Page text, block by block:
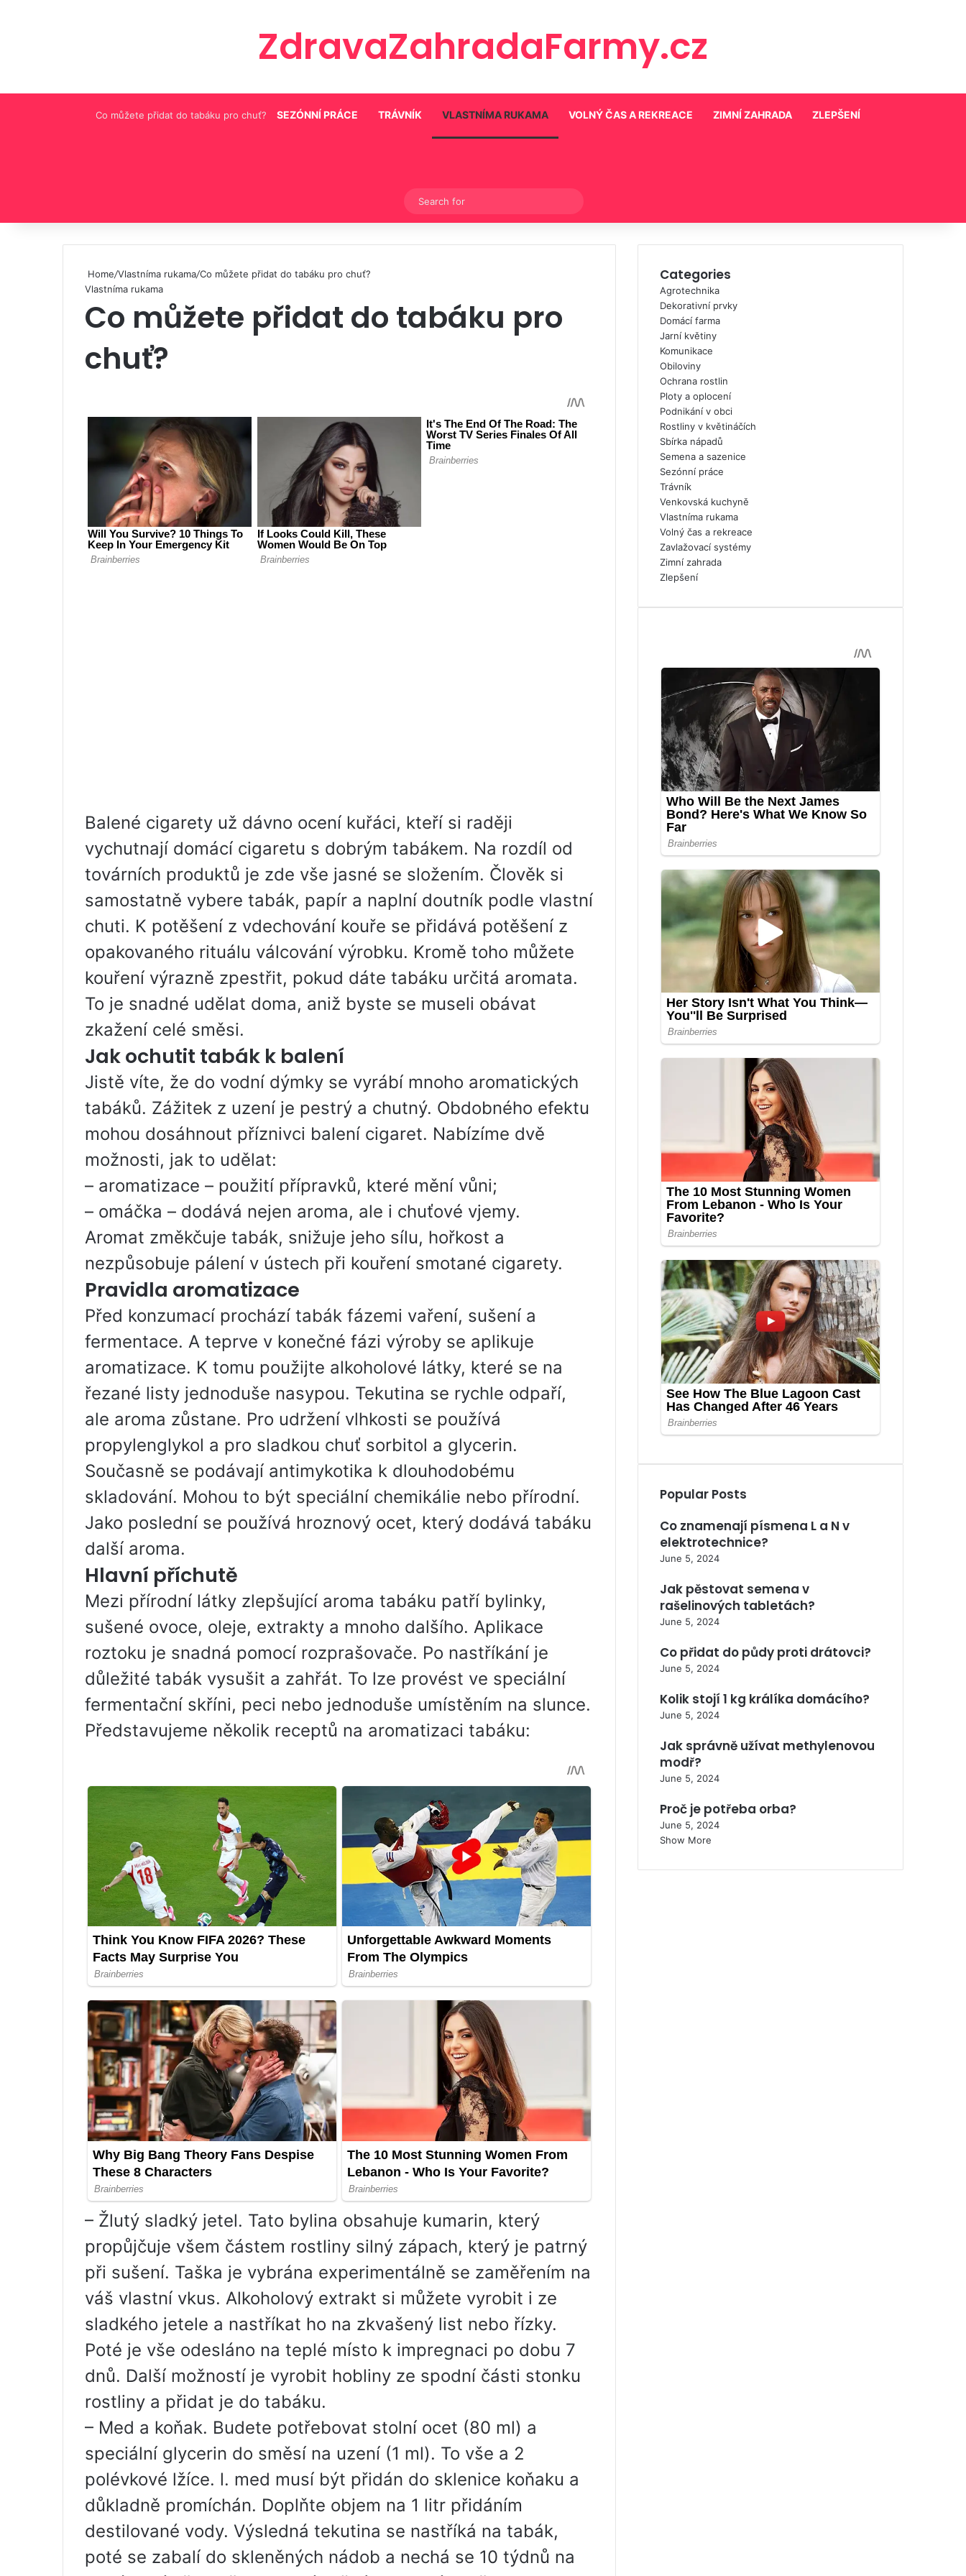
ZdravaZahradaFarmy.cz
Co můžete přidat do tabáku pro chuť? SEZÓNNÍ PRÁCE TRÁVNÍK VLASTNÍMA RUKAMA VOLNÝ ČAS A REKREACE ZIMNÍ ZAHRADA ZLEPŠENÍ
Switch skin
for
Home/Vlastníma rukama/Co můžete přidat do tabáku pro chuť?
Vlastníma rukama
Co můžete přidat do tabáku pro
chuť?
Balené cigarety už dávno ocení kuřáci, kteří si raději
vychutnají domácí cigaretu s dobrým tabákem. Na rozdíl od
továrních produktů je zde vše jasné se složením. Člověk si
samostatně vybere tabák, papír a naplní doutník podle vlastní
chuti. K potěšení z vdechování kouře se přidává potěšení z
opakovaného rituálu válcování výrobku. Kromě toho můžete
kouření výrazně zpestřit, pokud dáte tabáku určitá aromata.
To je snadné udělat doma, aniž byste se museli obávat
zkažení celé směsi.
Jak ochutit tabák k balení
Jistě víte, že do vodní dýmky se vyrábí mnoho aromatických
tabáků. Zážitek z uzení je pestrý a chutný. Obdobného efektu
mohou dosáhnout příznivci balení cigaret. Nabízíme dvě
možnosti, jak to udělat:
– aromatizace – použití přípravků, které mění vůni;
– omáčka – dodává nejen aroma, ale i chuťové vjemy.
Aromat změkčuje tabák, snižuje jeho sílu, hořkost a
nezpůsobuje pálení v ústech při kouření smotané cigarety.
Pravidla aromatizace
Před konzumací prochází tabák fázemi vaření, sušení a
fermentace. A teprve v konečné fázi výroby se aplikuje
aromatizace. K tomu použijte alkoholové látky, které se na
řezané listy jednoduše nasypou. Tekutina se rychle odpaří,
ale aroma zůstane. Pro udržení vlhkosti se používá
propylenglykol a pro sladkou chuť sorbitol a glycerin.
Současně se podávají antimykotika k dlouhodobému
skladování. Mohou to být speciální chemikálie nebo přírodní.
Jako poslední se používá hroznový ocet, který dodává tabáku
další aroma.
Hlavní příchutě
Mezi přírodní látky zlepšující aroma tabáku patří bylinky,
sušené ovoce, oleje, extrakty a mnoho dalšího. Aplikace
roztoku je snadná pomocí rozprašovače. Po nastříkání je
důležité tabák vysušit a zahřát. To lze provést ve speciální
fermentační skříni, peci nebo jednoduše umístěním na slunce.
Představujeme několik receptů na aromatizaci tabáku:
– Žlutý sladký jetel. Tato bylina obsahuje kumarin, který
propůjčuje všem částem rostliny silný zápach, který je patrný
při sušení. Taška je vybrána experimentálně se zaměřením na
váš vlastní vkus. Alkoholový extrakt si můžete vyrobit i ze
sladkého jetele a nastříkat ho na zkvašený list nebo řízky.
Poté je vše odesláno na teplé místo k impregnaci po dobu 7
dnů. Další možností je vyrobit hobliny ze spodní části stonku
rostliny a přidat je do tabáku.
– Med a koňak. Budete potřebovat stolní ocet (80 ml) a
speciální glycerin do směsí na uzení (1 ml). To vše a 2
polévkové lžíce. l. med musí být přidán do sklenice koňaku a
důkladně promíchán. Doplňte objem na 1 litr přidáním
destilované vody. Výsledná tekutina se nastříká na tabák,
poté se zabalí do skleněných nádob a nechá se 10 týdnů na
Categories
Agrotechnika
Dekorativní prvky
Domácí farma
Jarní květiny
Komunikace
Obiloviny
Ochrana rostlin
Ploty a oplocení
Podnikání v obci
Rostliny v květináčích
Sbírka nápadů
Semena a sazenice
Sezónní práce
Trávník
Venkovská kuchyně
Vlastníma rukama
Volný čas a rekreace
Zavlažovací systémy
Zimní zahrada
Zlepšení
Popular Posts
Co znamenají písmena L a N v
elektrotechnice?
June 5, 2024
Jak pěstovat semena v
rašelinových tabletách?
June 5, 2024
Co přidat do půdy proti drátovci?
June 5, 2024
Kolik stojí 1 kg králíka domácího?
June 5, 2024
Jak správně užívat methylenovou
modř?
June 5, 2024
Proč je potřeba orba?
June 5, 2024
Show More